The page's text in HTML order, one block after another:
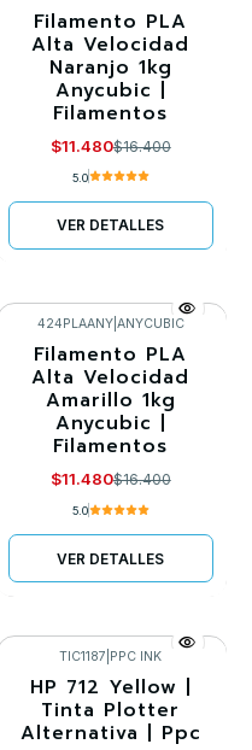
-30%
Agotado
Filamento PLA
Alta Velocidad
Naranjo 1kg
Anycubic |
Filamentos
$11.480$16.400
5.0
VER DETALLES
-30%
Agotado
424PLAANY| ANYCUBIC
Filamento PLA
Alta Velocidad
Amarillo 1kg
Anycubic |
Filamentos
$11.480$16.400
5.0
VER DETALLES
-15%
TIC1187 PPC INK
HP 712 Yellow |
Tinta Plotter
Alternativa | Ppc